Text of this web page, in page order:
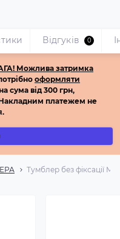
Можлива затримка
оформляти
сума від 300 грн,
платежем не
Тумблер без фіксації
Відгуків 0